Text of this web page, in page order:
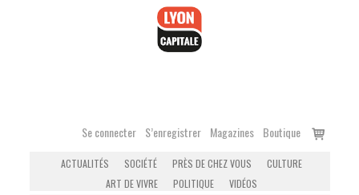
Se connecter S’enregistrer Magazines Boutique
Voir
ACTUALITÉS SOCIÉTÉ PRÈS DE CHEZ VOUS
CULTURE
ART DE VIVRE
POLITIQUE VIDÉOS